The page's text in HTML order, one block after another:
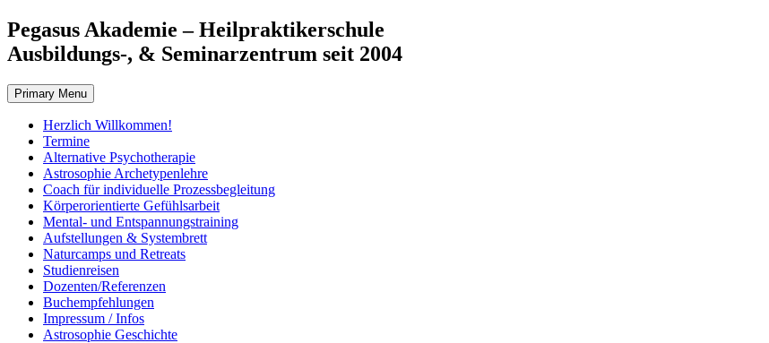
Skip
to
content
Pegasus Akademie – Heilpraktikerschule
Ausbildungs-, & Seminarzentrum seit 2004
Primary Menu
Herzlich Willkommen!
Termine
Alternative Psychotherapie
Astrosophie Archetypenlehre
Coach für individuelle Prozessbegleitung
Körperorientierte Gefühlsarbeit
Mental- und Entspannungstraining
Aufstellungen & Systembrett
Naturcamps und Retreats
Studienreisen
Dozenten/Referenzen
Buchempfehlungen
Impressum / Infos
Astrosophie Geschichte